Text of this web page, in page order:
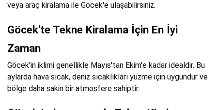
veya araç kiralama ile Göcek'e ulaşabilirsiniz.
Göcek'te Tekne Kiralama İçin En İyi
Zaman
Göcek'in iklimi genellikle Mayıs'tan Ekim'e kadar idealdir. Bu
aylarda hava sıcak, deniz sıcaklıkları yüzme için uygundur ve
bölge daha sakin bir atmosfere sahiptir.